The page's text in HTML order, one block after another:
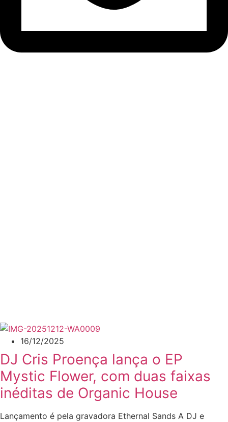
16/12/2025
DJ Cris Proença lança o EP
Mystic Flower, com duas faixas
inéditas de Organic House
Lançamento é pela gravadora Ethernal Sands A DJ e